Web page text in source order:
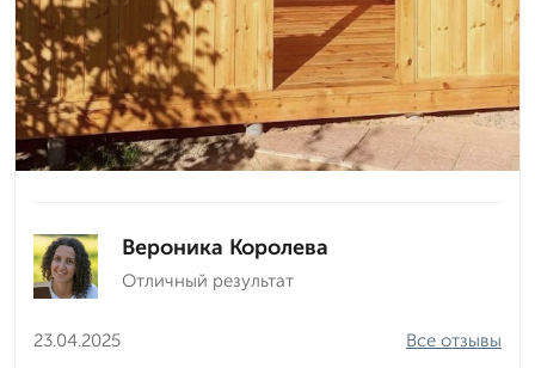
Вероника Королева
Отличный результат
23.04.2025
Все отзывы